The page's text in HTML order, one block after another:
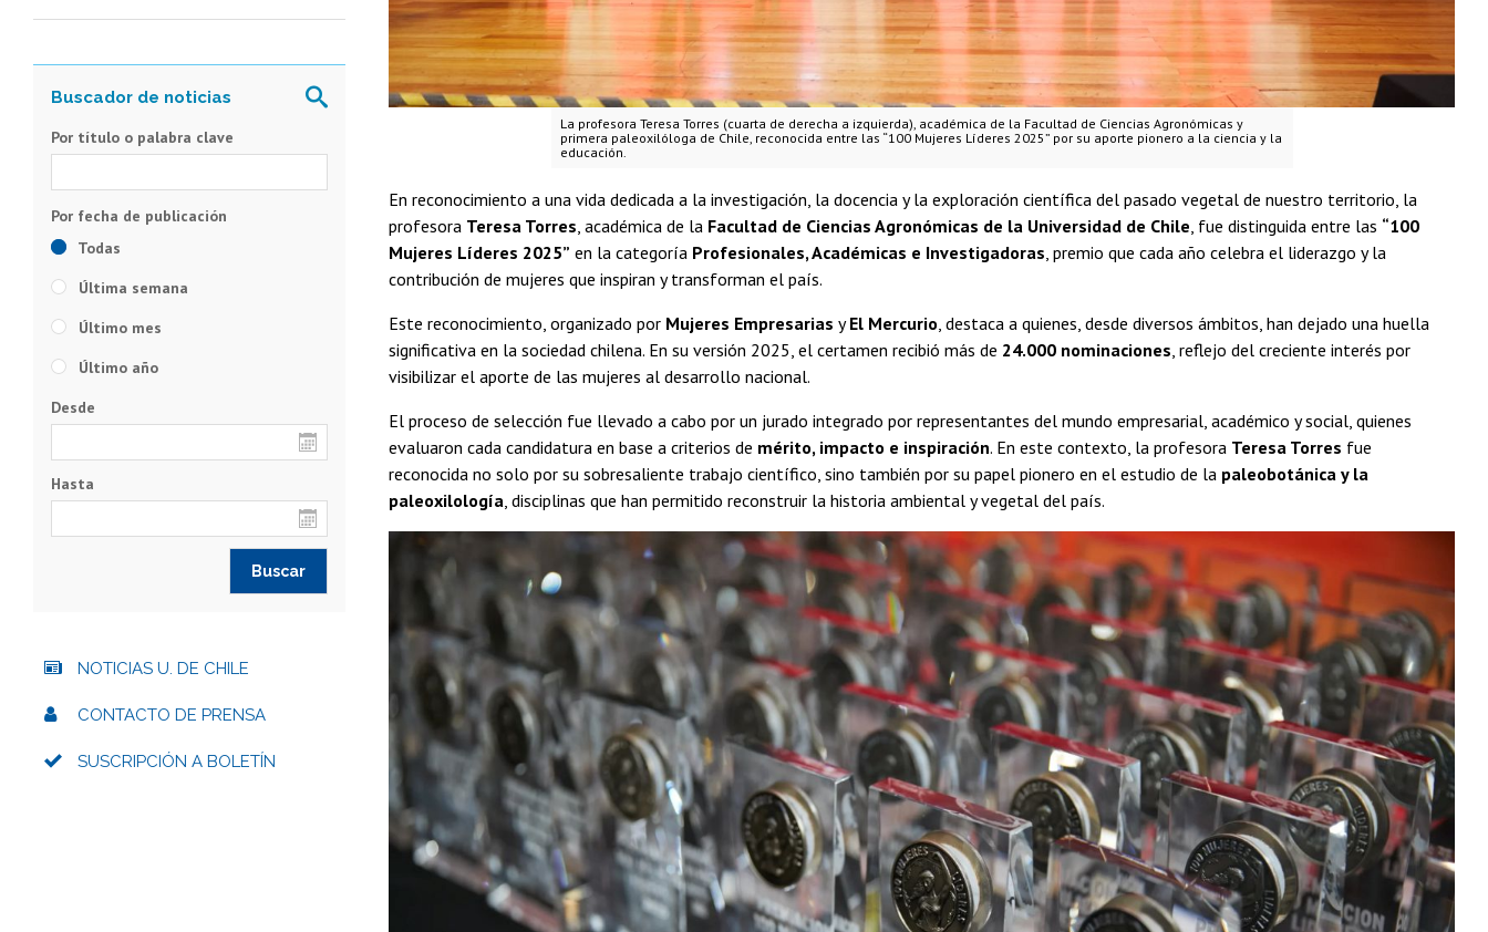
La profesora Teresa Torres (cuarta de derecha a izquierda), académica de la Facultad de Ciencias Agronómicas y
primera paleoxilóloga de Chile, reconocida entre las “100 Mujeres Líderes 2025” por su aporte pionero a la ciencia y la
educación.
En reconocimiento a una vida dedicada a la investigación, la docencia y la exploración científica del pasado vegetal de nuestro territorio, la
profesora Teresa Torres , académica de la Facultad de Ciencias Agronómicas de la Universidad de Chile , fue distinguida entre las “100
Mujeres Líderes 2025” en la categoría Profesionales, Académicas e Investigadoras , premio que cada año celebra el liderazgo y la
contribución de mujeres que inspiran y transforman el país.
Este reconocimiento, organizado por Mujeres Empresarias yEl Mercurio , destaca a quienes, desde diversos ámbitos, han dejado una huella
significativa en la sociedad chilena. En su versión 2025, el certamen recibió más de 24.000 nominaciones , reflejo del creciente interés por
visibilizar el aporte de las mujeres al desarrollo nacional.
El proceso de selección fue llevado a cabo por un jurado integrado por representantes del mundo empresarial, académico y social, quienes
evaluaron cada candidatura en base a criterios de mérito, impacto e inspiración. En este contexto, la profesora Teresa Torres fue
reconocida no solo por su sobresaliente trabajo científico, sino también por su papel pionero en el estudio de la paleobotánica y la
paleoxilología , disciplinas que han permitido reconstruir la historia ambiental y vegetal del país.
Por título o palabra clave
Todas
Última semana
Último mes
Último año
Desde
Hasta
NOTICIAS U. DE CHILE
CONTACTO DE PRENSA
SUSCRIPCIÓN A BOLETÍN